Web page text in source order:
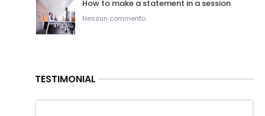
How to make a statement in a session
Nessun commento
TESTIMONIAL